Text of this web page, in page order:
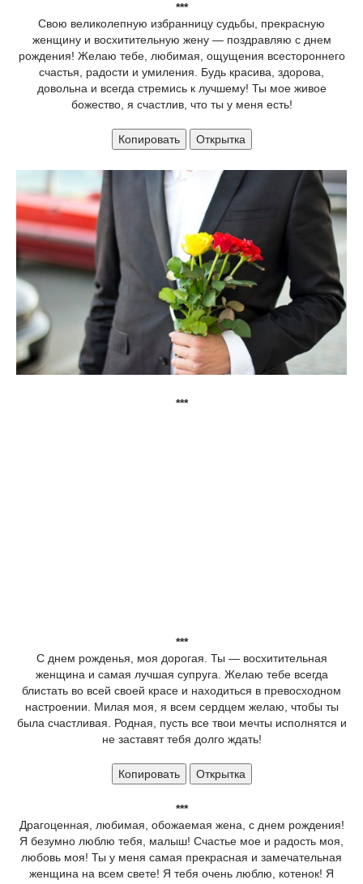
***
Свою великолепную избранницу судьбы, прекрасную
женщину и восхитительную жену — поздравляю с днем
рождения! Желаю тебе, любимая, ощущения всестороннего
счастья, радости и умиления. Будь красива, здорова,
довольна и всегда стремись к лучшему! Ты мое живое
божество, я счастлив, что ты у меня есть!
Копировать Открытка
***
***
С днем рожденья, моя дорогая. Ты — восхитительная
женщина и самая лучшая супруга. Желаю тебе всегда
блистать во всей своей красе и находиться в превосходном
настроении. Милая моя, я всем сердцем желаю, чтобы ты
была счастливая. Родная, пусть все твои мечты исполнятся и
не заставят тебя долго ждать!
Копировать Открытка
***
Драгоценная, любимая, обожаемая жена, с днем рождения!
Я безумно люблю тебя, малыш! Счастье мое и радость моя,
любовь моя! Ты у меня самая прекрасная и замечательная
женщина на всем свете! Я тебя очень люблю, котенок! Я